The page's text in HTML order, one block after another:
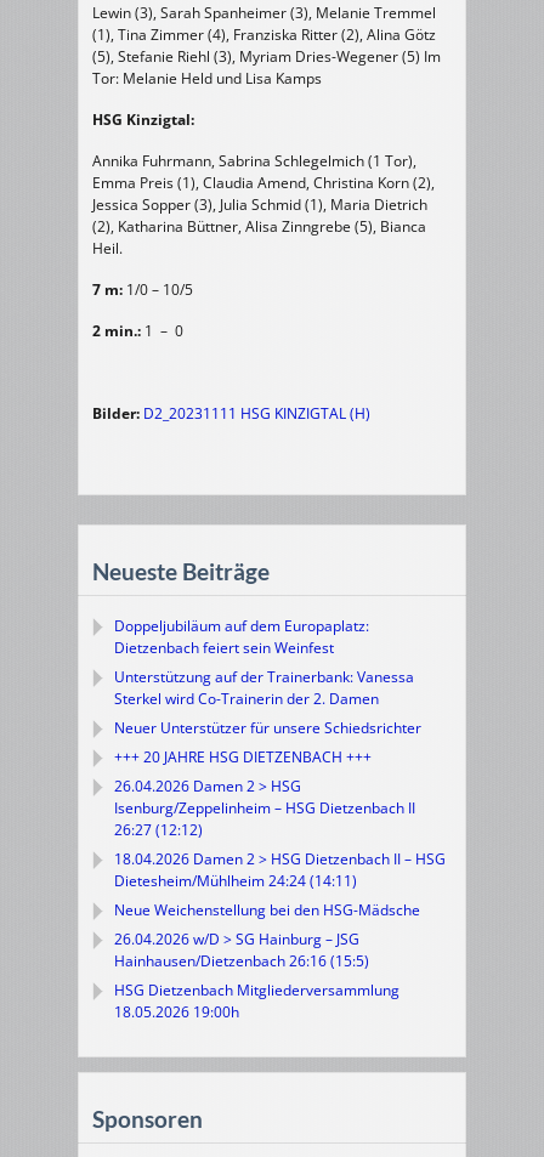
Lewin (3), Sarah Spanheimer (3), Melanie Tremmel
(1), Tina Zimmer (4), Franziska Ritter (2), Alina Götz
(5), Stefanie Riehl (3), Myriam Dries-Wegener (5) Im
Tor: Melanie Held und Lisa Kamps
HSG Kinzigtal:
Annika Fuhrmann, Sabrina Schlegelmich (1 Tor),
Emma Preis (1), Claudia Amend, Christina Korn (2),
Jessica Sopper (3), Julia Schmid (1), Maria Dietrich
(2), Katharina Büttner, Alisa Zinngrebe (5), Bianca
Heil.
7 m: 1/0 – 10/5
2 min.: 1 – 0
Bilder: D2_20231111 HSG KINZIGTAL (H)
Neueste Beiträge
Doppeljubiläum auf dem Europaplatz:
Dietzenbach feiert sein Weinfest
Unterstützung auf der Trainerbank: Vanessa
Sterkel wird Co-Trainerin der 2. Damen
Neuer Unterstützer für unsere Schiedsrichter
+++ 20 JAHRE HSG DIETZENBACH +++
26.04.2026 Damen 2 > HSG
Isenburg/Zeppelinheim – HSG Dietzenbach II
26:27 (12:12)
18.04.2026 Damen 2 > HSG Dietzenbach II – HSG
Dietesheim/Mühlheim 24:24 (14:11)
Neue Weichenstellung bei den HSG-Mädsche
26.04.2026 w/D > SG Hainburg – JSG
Hainhausen/Dietzenbach 26:16 (15:5)
HSG Dietzenbach Mitgliederversammlung
18.05.2026 19:00h
Sponsoren